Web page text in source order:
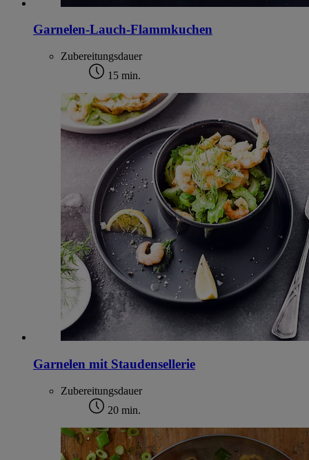
Garnelen-Lauch-Flammkuchen
Zubereitungsdauer
15 min.
Garnelen mit Staudensellerie
Zubereitungsdauer
20 min.